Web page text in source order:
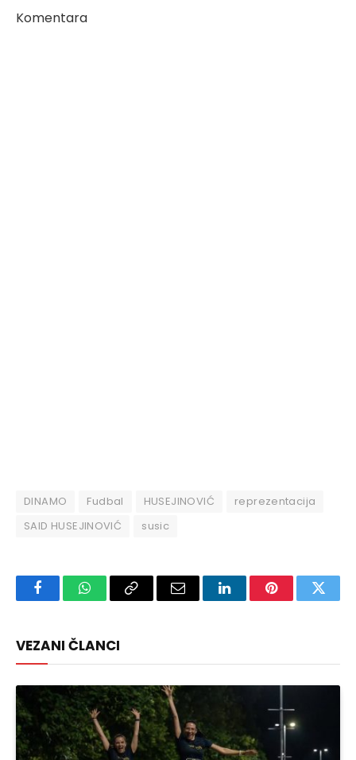
Komentara
DINAMO Fudbal HUSEJINOVIĆ
reprezentacija
SAID HUSEJINOVIĆ
susic
FacebookWhatsAppCopy
Email LinkedInPinterest
VEZANI ČLANCI